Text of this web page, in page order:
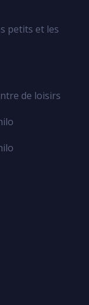
petits et les
de loisirs